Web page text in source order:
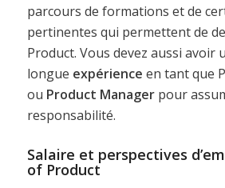
parcours de formations et de
pertinentes qui permettent de
Product. Vous devez aussi avoir
longue expérience en tant que
ou Product Managerpour
responsabilité.
Salaire et perspectives
of Product